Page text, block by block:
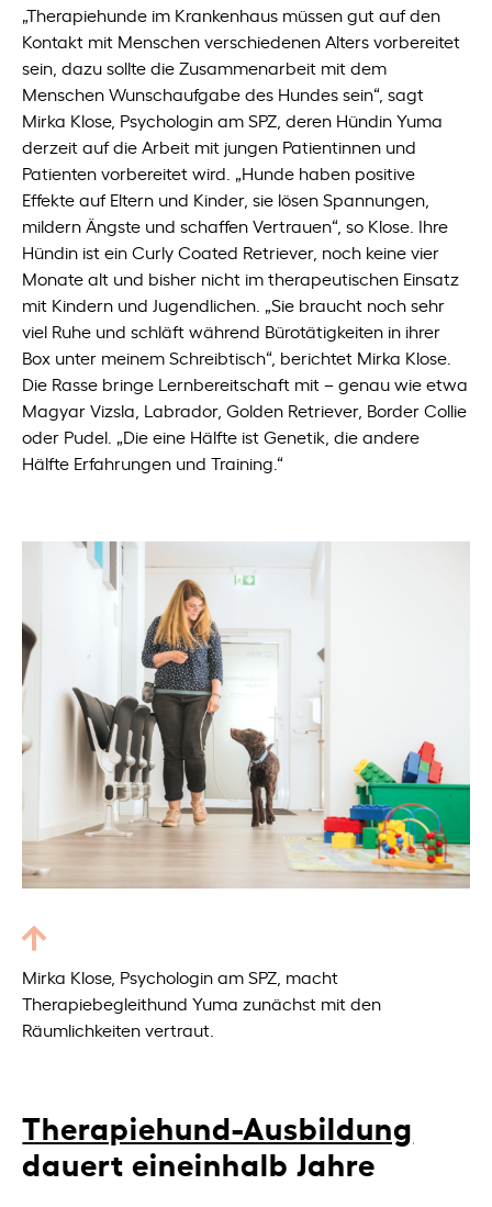
„Therapiehunde im Krankenhaus müssen gut auf den
Kontakt mit Menschen verschiedenen Alters vorbereitet
sein, dazu sollte die Zusammenarbeit mit dem
Menschen Wunschaufgabe des Hundes sein“, sagt
Mirka Klose, Psychologin am SPZ, deren Hündin Yuma
derzeit auf die Arbeit mit jungen Patientinnen und
Patienten vorbereitet wird. „Hunde haben positive
Effekte auf Eltern und Kinder, sie lösen Spannungen,
mildern Ängste und schaffen Vertrauen“, so Klose. Ihre
Hündin ist ein Curly Coated Retriever, noch keine vier
Monate alt und bisher nicht im therapeutischen Einsatz
mit Kindern und Jugendlichen. „Sie braucht noch sehr
viel Ruhe und schläft während Bürotätigkeiten in ihrer
Box unter meinem Schreibtisch“, berichtet Mirka Klose.
Die Rasse bringe Lernbereitschaft mit – genau wie etwa
Magyar Vizsla, Labrador, Golden Retriever, Border Collie
oder Pudel. „Die eine Hälfte ist Genetik, die andere
Hälfte Erfahrungen und Training.“
Mirka Klose, Psychologin am SPZ, macht
Therapiebegleithund Yuma zunächst mit den
Räumlichkeiten vertraut.
Therapiehund-Ausbildung
dauert eineinhalb Jahre